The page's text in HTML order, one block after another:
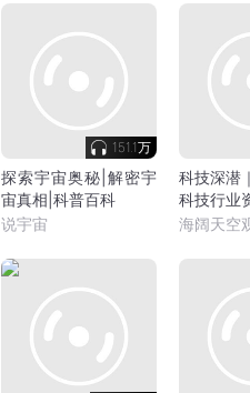
151.1万
探索宇宙奥秘|解密宇
宙真相|科普百科
说宇宙
科技深潜
科技行业
海阔天空